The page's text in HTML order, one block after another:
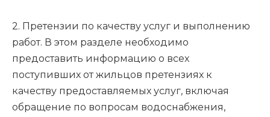
2. Претензии по качеству услуг и выполнению
работ. В этом разделе необходимо
предоставить информацию о всех
поступивших от жильцов претензиях к
качеству предоставляемых услуг, включая
обращение по вопросам водоснабжения,